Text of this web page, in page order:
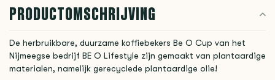
PRODUCTOMSCHRIJVING
De herbruikbare, duurzame koffiebekers Be O Cup van het
Nijmeegse bedrijf BE O Lifestyle zijn gemaakt van plantaardige
materialen, namelijk gerecyclede plantaardige olie!